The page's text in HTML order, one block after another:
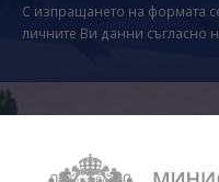
С изпращането на формата
личните Ви данни съгласно